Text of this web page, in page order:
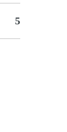
5